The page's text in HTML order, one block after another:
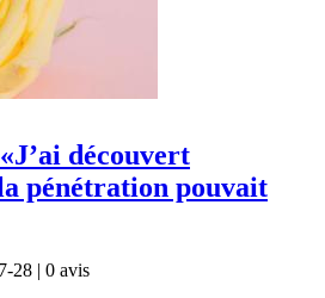
découvert
pénétration pouvait
28 | 0 avis